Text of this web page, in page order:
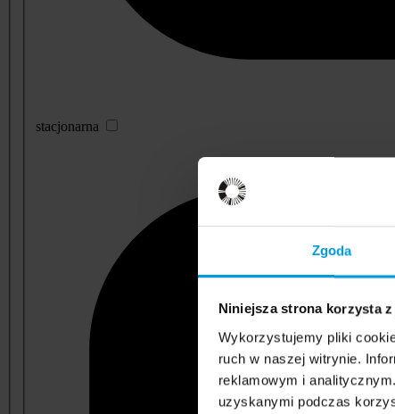
Zgoda
Niniejsza strona korzysta
Wykorzystujemy pliki
ruch w naszej witrynie.
reklamowym i
uzyskanymi podczas
stacjonarna